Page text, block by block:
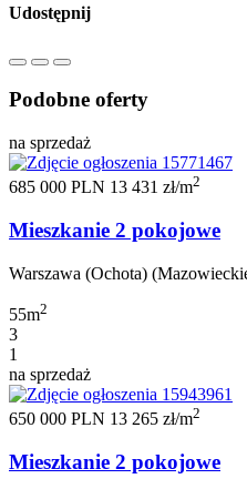
Udostępnij
Podobne oferty
na sprzedaż
685 000 PLN 13 431 zł/m2
Mieszkanie 2 pokojowe
Warszawa (Ochota)
55m2
3
1
na sprzedaż
650 000 PLN 13 265 zł/m2
Mieszkanie 2 pokojowe